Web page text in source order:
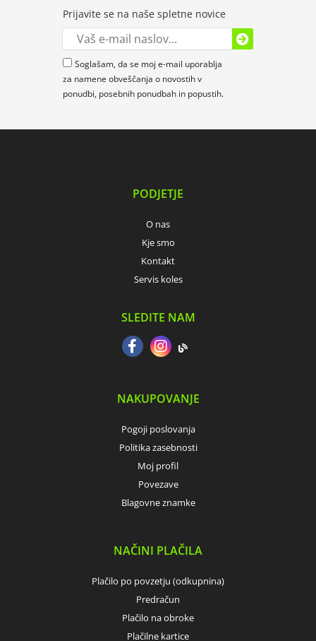
Prijavite se na naše spletne novice
Soglašam, da se moj e-mail uporablja
za namene obveščanja o novostih v
ponudbi, posebnih ponudbah in popustih.
PODJETJE
O nas
Kje smo
Kontakt
Servis koles
SLEDITE NAM
NAKUPOVANJE
Pogoji poslovanja
Politika zasebnosti
Moj profil
Povezave
Blagovne znamke
NAČINI PLAČILA
Plačilo po povzetju (odkupnina)
Predračun
Plačilo na obroke
Plačilne kartice